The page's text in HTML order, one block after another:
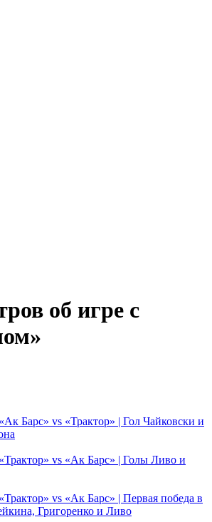
об игре с
Барс» vs «Трактор» | Гол Чайковски и
vs «Ак Барс» | Голы Ливо и
vs «Ак Барс» | Первая победа в
Григоренко и Ливо